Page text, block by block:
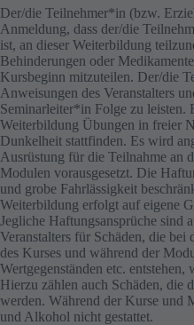
Der/die Teilnehmer*in (bzw.
Anmeldung, dass der/die
ist, an dieser Weiterbildung
Behinderungen oder
Kursbeginn mitzuteilen. Der/die
Anweisungen des Veranstalters
Seminarleiter*in Folge zu leisten.
Weiterbildung Übungen in freier
Dunkelheit stattfinden. Es wird
Ausrüstung für die Teilnahme an
Modulen vorausgesetzt. Die
und grobe Fahrlässigkeit
Weiterbildung erfolgt auf eigene
Jegliche Haftungsansprüche sind
Veranstalters für Schäden, die
des Kurses und während der
Wertgegenständen etc.
Hierzu zählen auch Schäden, die
werden. Während der Kurse und
und Alkohol nicht gestattet.